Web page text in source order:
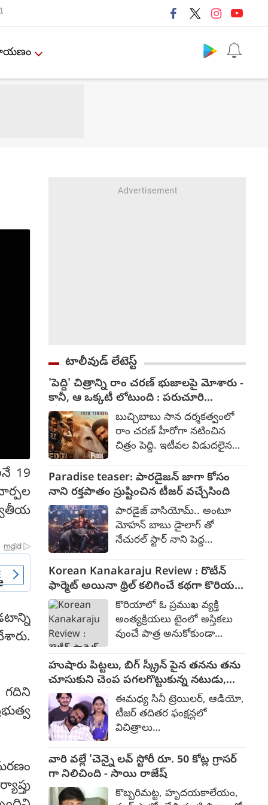
19
టాలీవుడ్ లేటెస్ట్
'పెద్ది' చిత్రాన్ని రాం చరణ్ భుజాలపై మోశారు -
కానీ, ఆ ఒక్కటీ లోటుంది : పరుచూరి
గోపాలకృష్ణ
బుచ్చిబాబు సాన దర్శకత్వంలో
రాం చరణ్ హీరోగా నటించిన
చిత్రం పెద్ది. ఇటీవల విడుదలైన
చిత్రం భారీ వసూళ్లను రాబట్టింది.
ఈ నేపథ్యంలో ప్రముఖ రచయిత
పరుచూరి గోపాలకృష్ణ తాజాగా ఈ
చిత్రంపై రివ్యూ ఇచ్చారు.
పరుచూరి పాఠాలు పేరుతో తన
అభిప్రాయాన్ని పంచుకున్నారు.
ఒక చిన్న పాయింట్‌తో కథను
నడిపించారని, సినిమా ఆఖరులో
ఇచ్చిన సందేశం తనకు నచ్చిందని
తెలిపారు.
Paradise teaser: పారడైజన్ జాగా కోసం
నాని రక్తపాతం స్రుష్టించిన టీజర్ వచ్చేసింది
పారడైజ్ వాసియోమ్.. అంటూ
మోహన్ బాబు డైాలాగ్ తో
నేచురల్ స్టార్ నాని పెద్ద
ది ప్యారడైజ్ టీజర్ కనిపించింది.
పారడైజన్ అనే జాగా కోసం
పోరాటం చేస్తున్న కథగా
అనిపించింది. దర్శకుడు శ్రీకాంత్
ఒడెల ఈ చిత్రాన్ని అత్యంత భారీ
స్థాయిలో, ప్రతిష్టాత్మకంగా
రూపొందిస్తున్నారు. SLV సినిమాస్‌
బ్యానర్ పై సుధాకర్ చెరుకూరి ఈ
చిత్రాన్ని భారీ బడ్జెట్‌తో
నిర్మిస్తున్నారు.
Korean Kanakaraju Review : రొటీన్
ఫార్మెట్ అయినా థ్రిల్ కలిగించే కథగా కొరియన్
కనకరాజు - రివ్యూకొరియాలో ఓ ప్రముఖ వ్యక్తి
అంత్యక్రియలు టైంలో అస్తికలు
వుంచే పాత్ర అనుకోకుండా
ఆంధ్రప్రదేశ్ లోని పెనుకొండ
ప్రాంతంలో ఓ బార్ ఓనర్ దగ్గరకు
చేరుతుంది. ఇక అక్కడ నివశించే
కనకరాజు (వరుణ్ తేజ్) చిన్న
డాన్స్ ట్రూప్ తో కాలం
గడిపేస్తుంటాడు. పెద్ద కోపిష్టి.
కూడా. ఊరిలో ఫొటోగ్రాపర్
స్నేహితుడు కిష్టప్ప (సత్య).
అయితే, కనకరాజు అందరితోనూ
గొడవపడుతుంటాడు.
హుషారు పిట్టలు, బిగ్ స్క్రీన్ పైన తనను తను
చూసుకుని చెంప పగలగొట్టుకున్న నటుడు,
వీడియో వైరల్ ఈమధ్య సినీ ట్రెయిలర్, ఆడియో,
టీజర్ తదితర ఫంక్షన్లలో
విచిత్రాలు
కొంతమంది దుస్తులు గురించి
నేను మాట్లాడనమ్మా.. లేనిపోనిది
మాట్లాడితే తంటా అన్నారు. ఇలా
చెప్పుకుంటూ పోతే చాలా చిత్రాలే
వారి వల్లే 'చెన్నై లవ్ స్టోరీ రూ. 50 కోట్ల గ్రాసర్
గా నిలిచింది - సాయి రాజేష్
కొబ్బరిమట్ట, హృదయకాలేయం,